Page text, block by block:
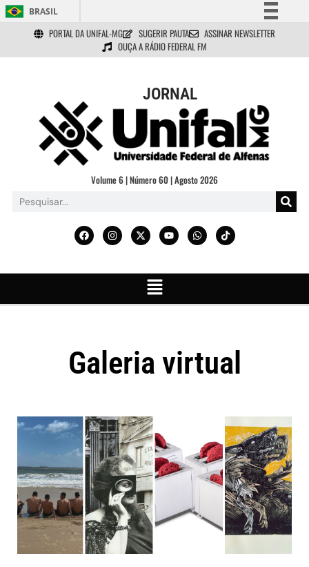
BRASIL
Simplifique!
Comunica BR
Acesso à informação
Legislação
Canais
PORTAL DA UNIFAL-MG SUGERIR PAUTA
ASSINAR NEWSLETTER
OUÇA A RÁDIO FEDERAL FM
JORNAL
Volume 6 | Número 60 | Agosto 2026
Galeria virtual